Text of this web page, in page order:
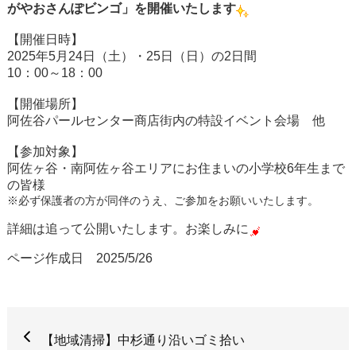
がやおさんぽビンゴ」を開催いたします
【開催日時】
2025年5月24日（土）・25日（日）の2日間
10：00～18：00
【開催場所】
阿佐谷パールセンター商店街内の特設イベント会場 他
【参加対象】
阿佐ヶ谷・南阿佐ヶ谷エリアにお住まいの小学校6年生まで
の皆様
※必ず保護者の方が同伴のうえ、ご参加をお願いいたします。
詳細は追って公開いたします。お楽しみに
ページ作成日 2025/5/26
【地域清掃】中杉通り沿いゴミ拾い